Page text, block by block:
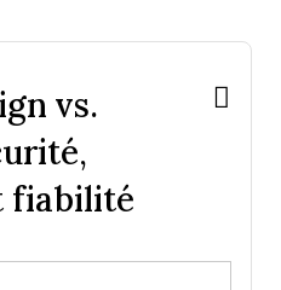
vs.
fiabilité